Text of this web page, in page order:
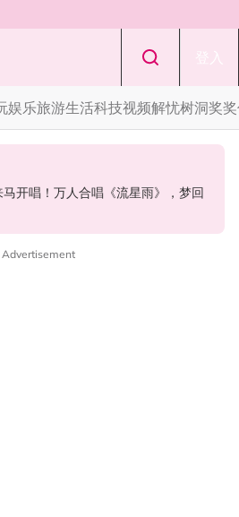
登入
娱乐旅游生活科技视频解忧树洞奖
口就沦陷！深情演绎JANNABI歌曲
！首度吐心声：真相终究会浮出水
开唱！万人合唱《流星雨》，梦回
Advertisement